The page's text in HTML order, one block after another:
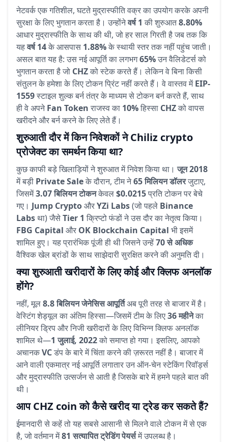
नेटवर्क एक गतिशील, घटते मुद्रास्फीति वक्र का उपयोग करके अपनी
सुरक्षा के लिए भुगतान करता है। उन्होंनेवर्ष 1 की शुरुआत8.80%
आधार मुद्रास्फीति के साथ की थी, जो हर साल गिरती है जब तक कि
यहवर्ष 14के आसपास 1.88%के स्थायी स्तर तक नहीं पहुंच जाती।
असल बात यह है: उस नई आपूर्ति का लगभग65%उन वैलिडेटर्स को
भुगतान करता है जो CHZको स्टेक करते हैं। लेकिन वे बिना किसी
संतुलन के हमेशा के लिए टोकन प्रिंट नहीं करते हैं। वे वास्तव मेंEIP-
1559स्टाइल शुल्क बर्न तंत्र के माध्यम से टोकन बर्न करते हैं, साथ
ही वे अपनेFan Token राजस्व का 10%हिस्सा CHZको वापस
खरीदने और बर्न करने के लिए लेते हैं।
शुरुआती दौर में किन निवेशकों ने Chiliz crypto
प्रोजेक्ट का समर्थन किया था?
कुछ काफी बड़े खिलाड़ियों ने शुरुआत में निवेश किया था।जून 2018
में बड़ी Private Saleके दौरान, टीम ने65 मिलियन डॉलरजुटाए,
जिसमें3.07 बिलियन टोकनकेवल$0.0215प्रति टोकन पर बेचे
गए। Jump CryptoऔरYZi Labs(जो पहले Binance
Labs था) जैसेTier 1 क्रिप्टो फंडों ने उस दौर का नेतृत्व किया।
FBG Capital और OK Blockchain Capital भी इसमें
शामिल हुए। यह प्रारंभिक पूंजी ही थी जिसने उन्हें70 से अधिक
वैश्विक खेल ब्रांडों के साथ साझेदारी सुरक्षित करने की अनुमति दी।
क्या शुरुआती खरीदारों के लिए कोई और क्लिफ अनलॉक
होंगे?
नहीं, मूल8.8 बिलियन जेनेसिस आपूर्तिअब पूरी तरह से बाजार में है।
वेस्टिंग शेड्यूल का अंतिम हिस्सा—जिसमें टीम के लिए36 महीनेका
लीनियर ड्रिप और निजी खरीदारों के लिए विभिन्न क्लिफ अनलॉक
शामिल थे—1 जुलाई, 2022को समाप्त हो गया। इसलिए, आपको
अचानकVCडंप के बारे में चिंता करने की ज़रूरत नहीं है। बाजार में
आने वाली एकमात्र नई आपूर्ति लगातार उन ऑन-चेन स्टेकिंग रिवॉर्ड्स
और मुद्रास्फीति उत्सर्जन से आती है जिसके बारे में हमने पहले बात की
थी।
आप CHZ coin को कैसे खरीद या ट्रेड कर सकते हैं?
ईमानदारी से कहें तो यह सबसे आसानी से मिलने वाले टोकन में से एक
है, जो वर्तमान में81 सत्यापित ट्रेडिंग पेयर्समें उपलब्ध है।